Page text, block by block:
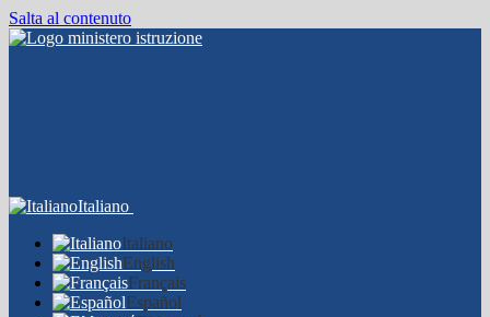
Salta al contenuto
Italiano
Italiano
English
Français
Español